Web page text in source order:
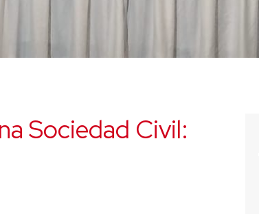
Sociedad Civil: